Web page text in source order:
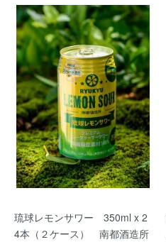
琉球レモンサワー 350ml x 2
4本（２ケース） 南都酒造所